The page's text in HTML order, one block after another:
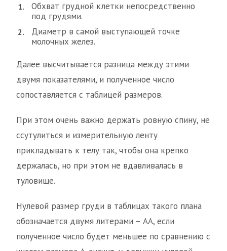
Обхват грудной клетки непосредственно
под грудями.
Диаметр в самой выступающей точке
молочных желез.
Далее высчитывается разница между этими
двумя показателями, и полученное число
сопоставляется с таблицей размеров.
При этом очень важно держать ровную спину, не
ссутулиться и измерительную ленту
прикладывать к телу так, чтобы она крепко
держалась, но при этом не вдавливалась в
туловище.
Нулевой размер груди в таблицах такого плана
обозначается двумя литерами – АА, если
полученное число будет меньшее по сравнению с